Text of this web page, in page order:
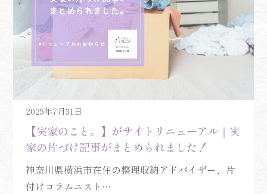
2025年7月31日
【実家のこと。】がサイトリニューアル｜実
家の片づけ記事がまとめられました！
神奈川県横浜市在住の整理収納アドバイザー、片
付けコラムニスト…